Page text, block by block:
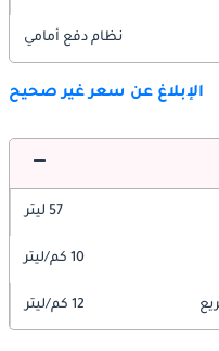
نظام دفع أمامي
الإبلاغ عن سعر غير صحيح
57 ليتر
10 كم/ليتر
12 كم/ليتر